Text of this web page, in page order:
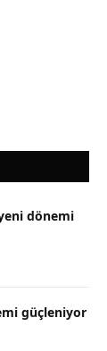
dönemi
güçleniyor